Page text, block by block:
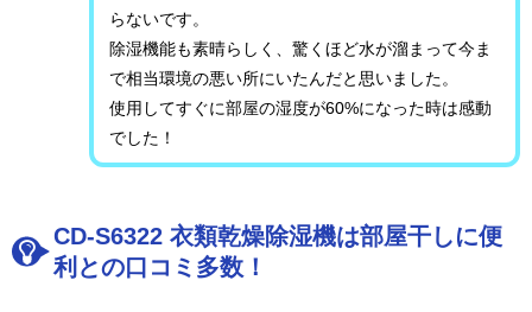
らないです。
除湿機能も素晴らしく、驚くほど水が溜まって今ま
で相当環境の悪い所にいたんだと思いました。
使用してすぐに部屋の湿度が60%になった時は感動
でした！
CD-S6322 衣類乾燥除湿機は部屋干しに便
利との口コミ多数！